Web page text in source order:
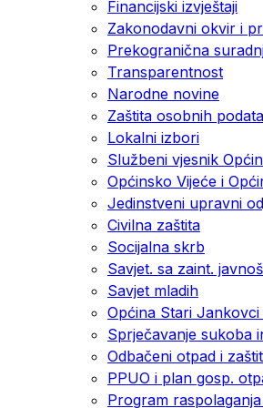
Financijski izvještaji
Zakonodavni okvir i
Prekogranična
Transparentnost
Narodne novine
Zaštita osobnih
Lokalni izbori
Službeni vjesnik
Općinsko Vijeće i
Jedinstveni upravni
Civilna zaštita
Socijalna skrb
Savjet. sa zaint.
Savjet mladih
Općina Stari
Sprječavanje sukoba
Odbačeni otpad i
PPUO i plan gosp.
Program